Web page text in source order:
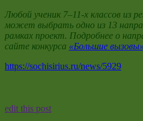
Любой ученик 7–11-х классов из
может выбрать одно из 13
рамках проект. Подробнее о
сайте конкурса «Большие вызовы»
https://sochisirius.ru/news/5929
edit this post